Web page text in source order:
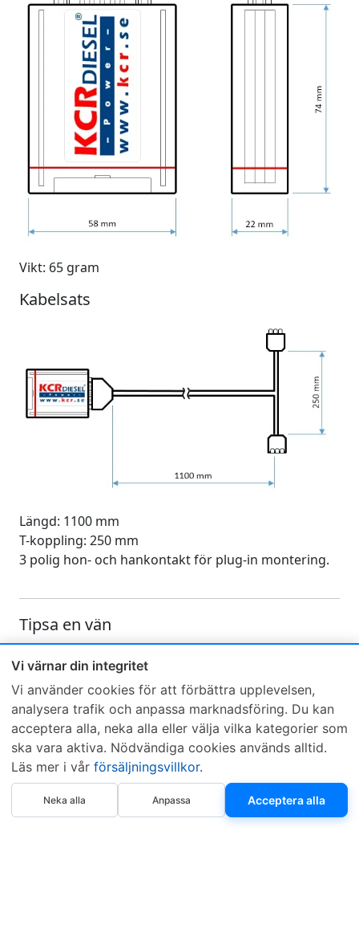
Vi värnar din integritet
Vi använder cookies för att förbättra upplevelsen,
analysera trafik och anpassa marknadsföring. Du kan
acceptera alla, neka alla eller välja vilka kategorier som
ska vara aktiva. Nödvändiga cookies används alltid.
Läs mer i vår försäljningsvillkor.
Neka alla Anpassa Acceptera alla
Köp nu
Vikt: 65 gram
Kabelsats
Längd: 1100 mm
T-koppling: 250 mm
3 polig hon- och hankontakt för plug-in montering.
Tipsa en vän
Skicka ett e-mail och tipsa en vän om denna produkt
Sveriges mest sålda dieselbox
Kontakta KCR
Om KCR/Garantier
Återförsäljare
Sök KCR-box